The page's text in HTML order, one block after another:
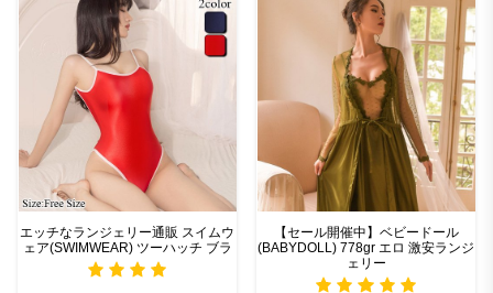
エッチなランジェリー通販 スイムウ
ェア(SWIMWEAR) ツーハッチ ブラ
【セール開催中】ベビードール
(BABYDOLL) 778gr エロ 激安ランジ
ェリー